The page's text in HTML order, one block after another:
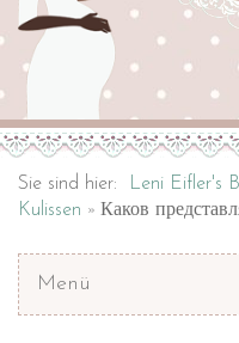
Sie sind hier: Leni Eifler's
Kulissen
Каков
Menü